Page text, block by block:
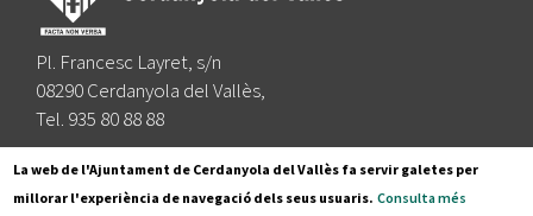
Pl. Francesc Layret, s/n
08290 Cerdanyola del Vallès,
Tel. 935 80 88 88
Segueix-nos a:
La web de l'Ajuntament de Cerdanyola del Vallès fa servir galetes per
millorar l'experiència de navegació dels seus usuaris. Consulta més